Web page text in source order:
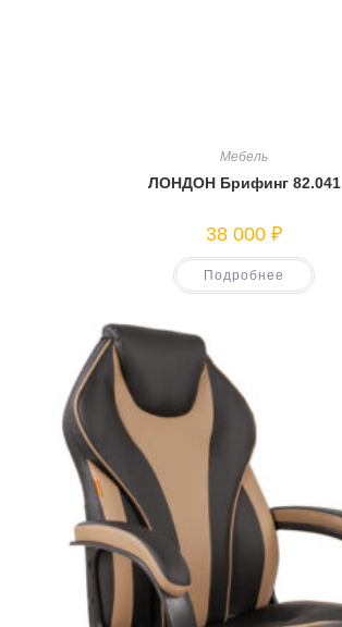
Мебель
ЛОНДОН Брифинг 82.041
38 000 ₽
Подробнее